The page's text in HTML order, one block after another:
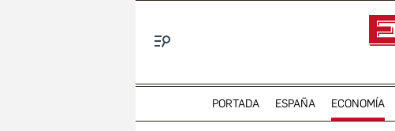
PORTADA ESPAÑA ECONOMÍA